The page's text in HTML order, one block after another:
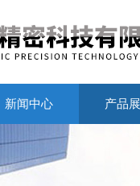
新闻中心 产品